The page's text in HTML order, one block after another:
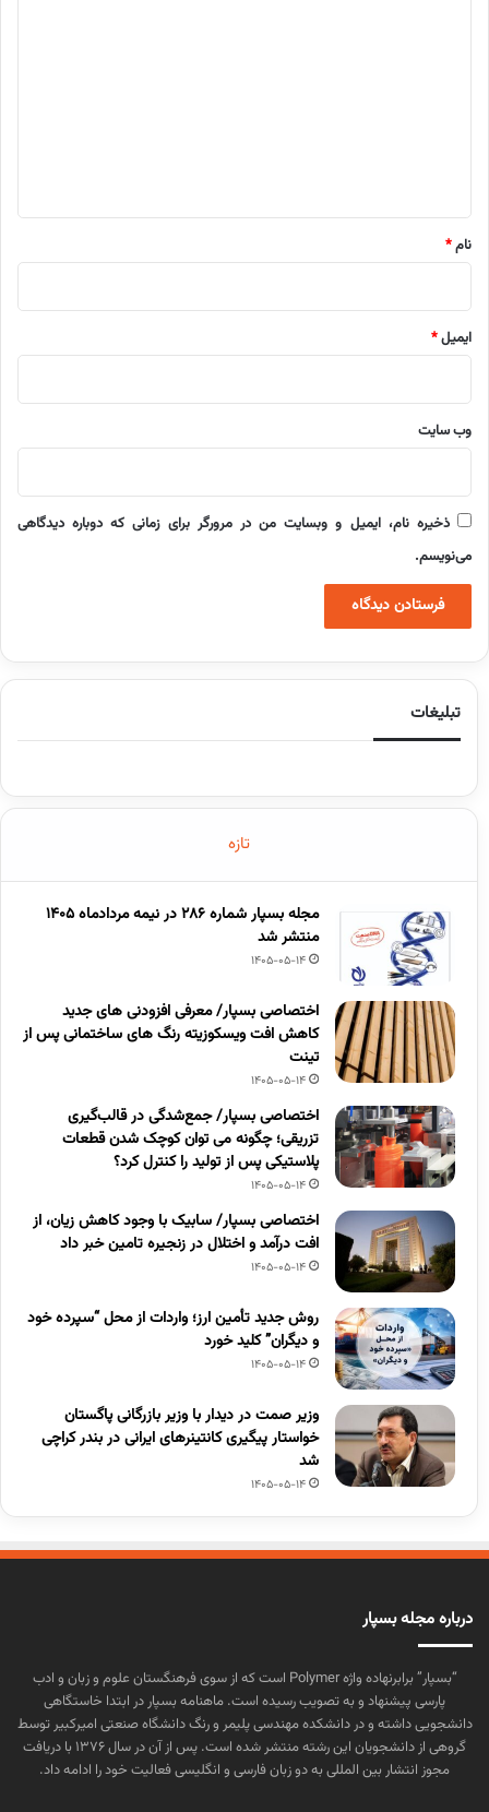
نام*
ایمیل*
وب‌ سایت
ذخیره نام، ایمیل و وبسایت من در مرورگر برای زمانی که دوباره دیدگاهی
می‌نویسم.
تبلیغات
تازه
مجله بسپار شماره 286 در نیمه مردادماه 1405
منتشر شد
1405-05-14
اختصاصی بسپار/ معرفی افزودنی های جدید
کاهش افت ویسکوزیته رنگ های ساختمانی پس از
تینت
1405-05-14
اختصاصی بسپار/ جمع‌شدگی در قالب‌گیری
تزریقی؛ چگونه می توان کوچک شدن قطعات
پلاستیکی پس از تولید را کنترل کرد؟
1405-05-14
اختصاصی بسپار/ سابیک با وجود کاهش زیان، از
افت درآمد و اختلال در زنجیره تامین خبر داد
1405-05-14
روش جدید تأمین ارز؛ واردات از محل “سپرده خود
و دیگران” کلید خورد
1405-05-14
وزیر صمت در دیدار با وزیر بازرگانی پاگستان
خواستار پیگیری کانتینرهای ایرانی در بندر کراچی
شد
1405-05-14
درباره مجله بسپار
“بسپار” برابرنهاده واژه Polymer است که از سوی فرهنگستان علوم و زبان و ادب
پارسی پیشنهاد و به تصویب رسیده است. ماهنامه بسپار در ابتدا خاستگاهی
دانشجویی داشته و در دانشکده مهندسی پلیمر و رنگ دانشگاه صنعتی امیرکبیر توسط
گروهی از دانشجویان این رشته منتشر شده است. پس از آن در سال ۱۳۷۶ با دریافت
مجوز انتشار بین المللی به دو زبان فارسی و انگلیسی فعالیت خود را ادامه داد.